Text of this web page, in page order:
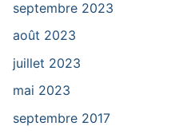
septembre 2023
août 2023
juillet 2023
mai 2023
septembre 2017